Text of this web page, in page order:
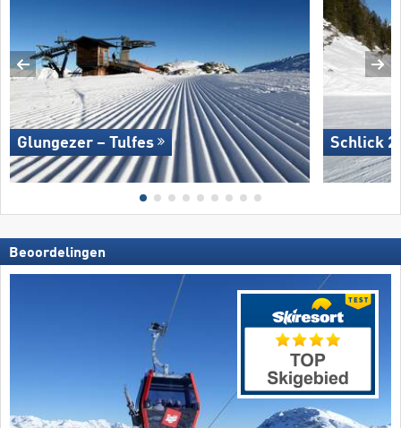
Glungezer – Tulfes Schlick
Beoordelingen